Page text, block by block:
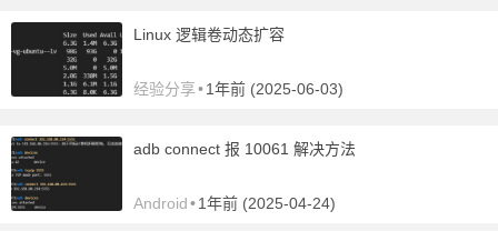
Linux 逻辑卷动态扩容
经验分享•1年前 (2025-06-03)
adb connect 报 10061 解决方法
Android•1年前 (2025-04-24)